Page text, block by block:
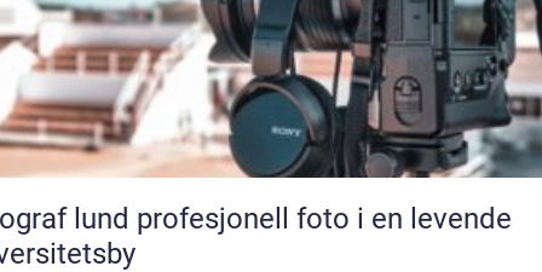
profesjonell foto i en levende